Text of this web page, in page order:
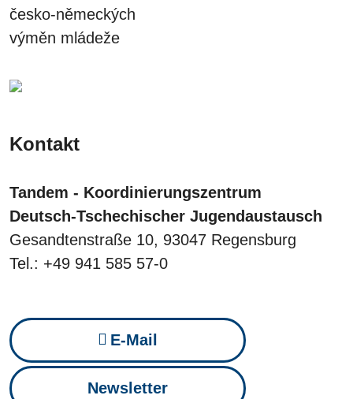
česko-německých
výměn mládeže
Kontakt
Tandem - Koordinierungszentrum
Deutsch-Tschechischer Jugendaustausch
Gesandtenstraße 10, 93047 Regensburg
Tel.: +49 941 585 57-0
E-Mail
Newsletter